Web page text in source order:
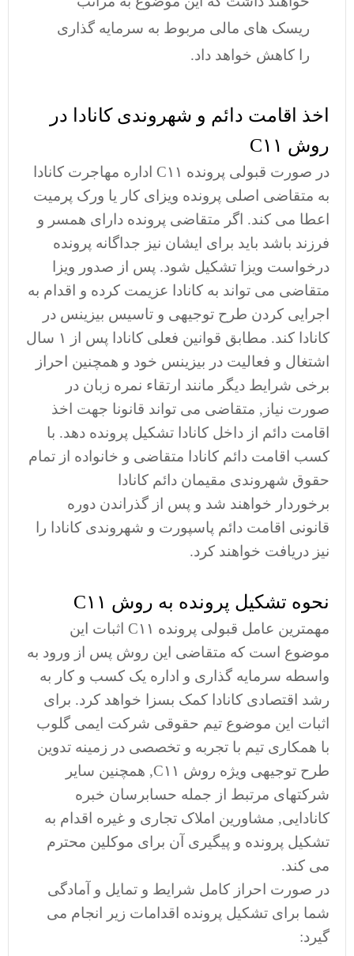
ریسک های مالی مربوط به سرمایه گذاری
را کاهش خواهد داد.
اخذ اقامت دائم و شهروندی کانادا در
روش C۱۱
در صورت قبولی پرونده C۱۱ اداره مهاجرت کانادا
به متقاضی اصلی پرونده ویزای کار یا ورک پرمیت
اعطا می کند. اگر متقاضی پرونده دارای همسر و
فرزند باشد باید برای ایشان نیز جداگانه پرونده
درخواست ویزا تشکیل شود. پس از صدور ویزا
متقاضی می تواند به کانادا عزیمت کرده و اقدام به
اجرایی کردن طرح توجیهی و تاسیس بیزینس در
کانادا کند. مطابق قوانین فعلی کانادا پس از ۱ سال
اشتغال و فعالیت در بیزینس خود و همچنین احراز
برخی شرایط دیگر مانند ارتقاء نمره زبان در
صورت نیاز, متقاضی می تواند قانونا جهت اخذ
اقامت دائم از داخل کانادا تشکیل پرونده دهد. با
کسب اقامت دائم کانادا متقاضی و خانواده از تمام
حقوق شهروندی مقیمان دائم کانادا
برخوردار خواهند شد و پس از گذراندن دوره
قانونی اقامت دائم پاسپورت و شهروندی کانادا را
نیز دریافت خواهند کرد.
نحوه تشکیل پرونده به روش C۱۱
مهمترین عامل قبولی پرونده C۱۱ اثبات این
موضوع است که متقاضی این روش پس از ورود به
واسطه سرمایه گذاری و اداره یک کسب و کار به
رشد اقتصادی کانادا کمک بسزا خواهد کرد. برای
اثبات این موضوع تیم حقوقی شرکت ایمی گلوب
با همکاری تیم با تجربه و تخصصی در زمینه تدوین
طرح توجیهی ویژه روش C۱۱, همچنین سایر
شرکتهای مرتبط از جمله حسابرسان خبره
کانادایی, مشاورین املاک تجاری و غیره اقدام به
تشکیل پرونده و پیگیری آن برای موکلین محترم
می کند.
در صورت احراز کامل شرایط و تمایل و آمادگی
شما برای تشکیل پرونده اقدامات زیر انجام می
گیرد: